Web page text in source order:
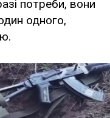
потреби, вони
одного,